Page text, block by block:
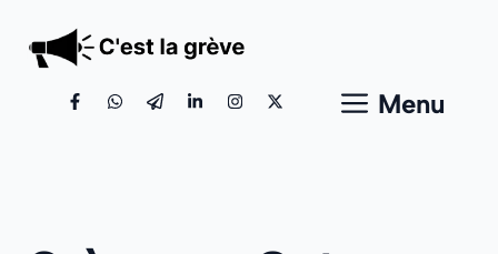
contenu
Menu